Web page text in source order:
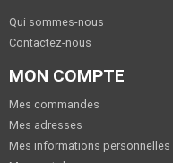
Qui sommes-nous
Contactez-nous
MON COMPTE
Mes commandes
Mes adresses
Mes informations personnelles